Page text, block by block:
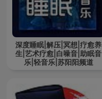
深度睡眠|解压|冥想|疗愈养
生|艺术疗愈|白噪音|助眠音
乐|轻音乐|苏阳阳频道